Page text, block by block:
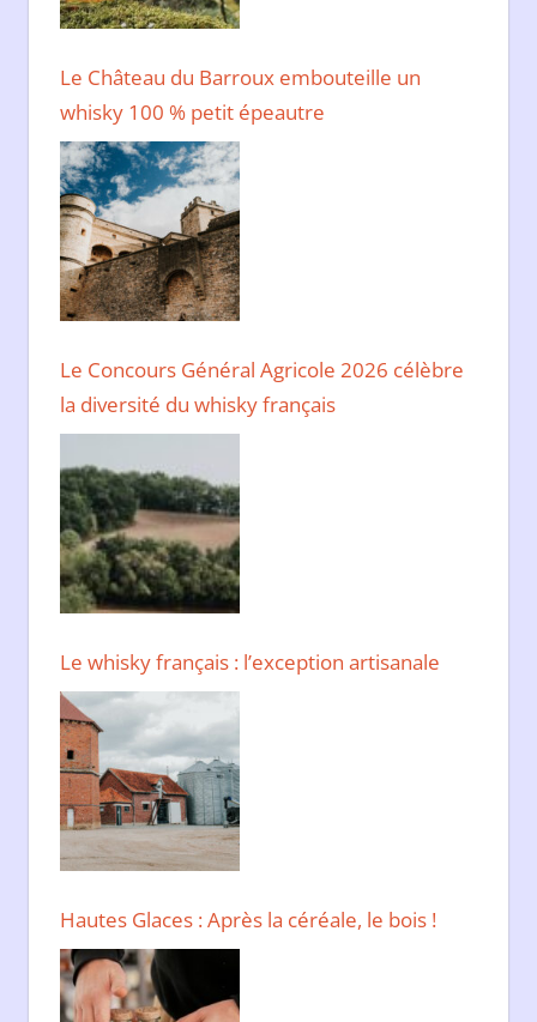
Le Château du Barroux embouteille un
whisky 100 % petit épeautre
Le Concours Général Agricole 2026 célèbre
la diversité du whisky français
Le whisky français : l’exception artisanale
Hautes Glaces : Après la céréale, le bois !